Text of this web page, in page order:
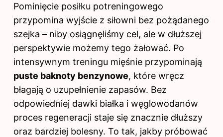
Pominięcie posiłku potreningowego
przypomina wyjście z siłowni bez pożądanego
szejka – niby osiągnęliśmy cel, ale w dłuższej
perspektywie możemy tego żałować. Po
intensywnym treningu mięśnie przypominają
puste baknoty benzynowe, które wręcz
błagają o uzupełnienie zapasów. Bez
odpowiedniej dawki białka i węglowodanów
proces regeneracji staje się znacznie dłuższy
oraz bardziej bolesny. To tak, jakby próbować